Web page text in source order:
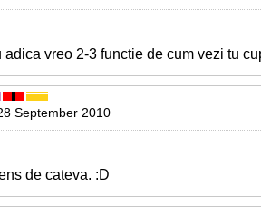
adica vreo 2-3 functie de cum vezi tu
September 2010
de cateva. :D